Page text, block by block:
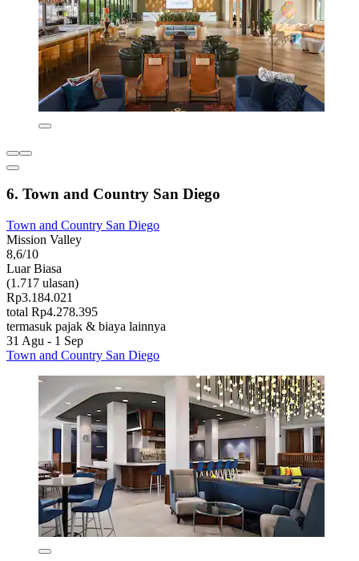
6. Town and Country San Diego
Town and Country San Diego
Mission Valley
8,6/10
Luar Biasa
(1.717 ulasan)
Rp3.184.021
total Rp4.278.395
termasuk pajak & biaya lainnya
31 Agu - 1 Sep
Town and Country San Diego